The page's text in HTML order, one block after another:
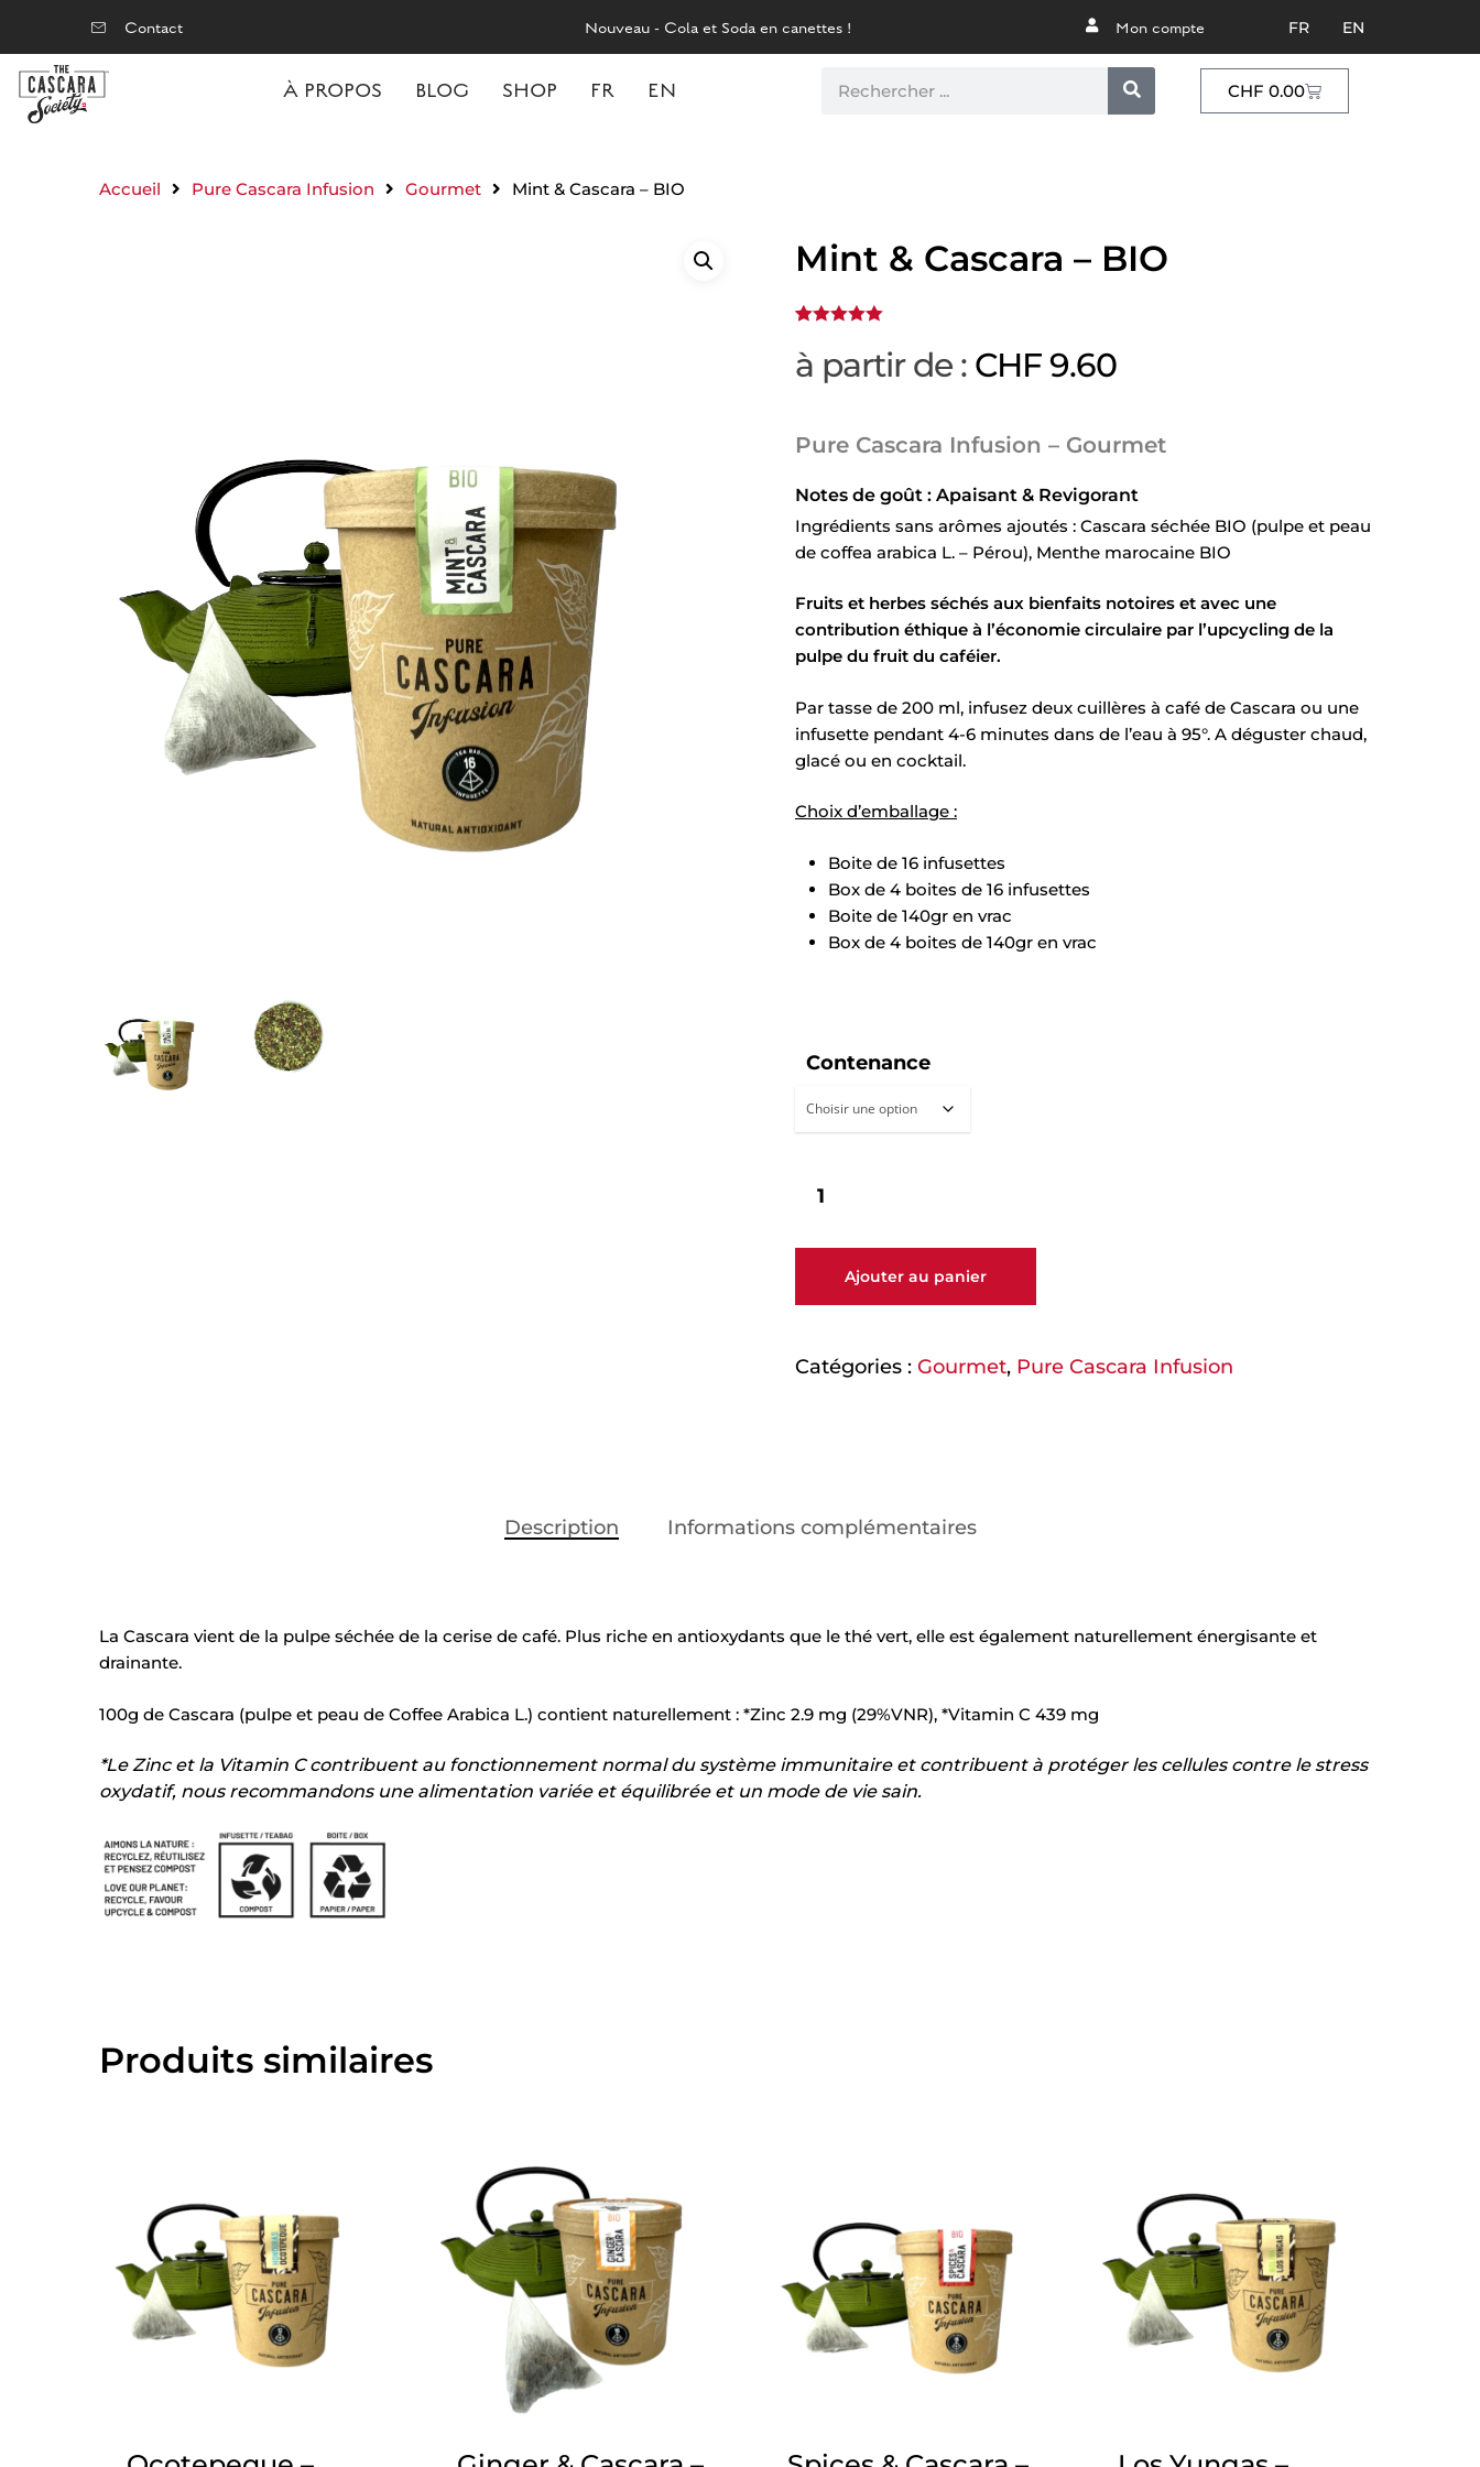
Contact Nouveau - Cola et Soda en canettes ! Mon compte FR EN
À PROPOS BLOG SHOP FR EN CHF 0.00
Accueil Pure Cascara Infusion Gourmet Mint & Cascara – BIO
Mint & Cascara – BIO
sur 5
basé sur
notation
à partir de : CHF9.60
Pure Cascara Infusion – Gourmet
Notes de goût : Apaisant & Revigorant
Ingrédients sans arômes ajoutés : Cascara séchée BIO (pulpe et peau
de coffea arabica L. – Pérou), Menthe marocaine BIO
Fruits et herbes séchés aux bienfaits notoires et avec une
contribution éthique à l’économie circulaire par l’upcycling de la
pulpe du fruit du caféier.
Par tasse de 200 ml, infusez deux cuillères à café de Cascara ou une
infusette pendant 4-6 minutes dans de l’eau à 95°. A déguster chaud,
glacé ou en cocktail.
Choix d’emballage :
Boite de 16 infusettes
Box de 4 boites de 16 infusettes
Boite de 140gr en vrac
Box de 4 boites de 140gr en vrac
Contenance
Ajouter au panier
Catégories : Gourmet, Pure Cascara Infusion
Description Informations complémentaires
La Cascara vient de la pulpe séchée de la cerise de café. Plus riche en antioxydants que le thé vert, elle est également naturellement énergisante et
drainante.
100g de Cascara (pulpe et peau de Coffee Arabica L.) contient naturellement : *Zinc 2.9 mg (29%VNR), *Vitamin C 439 mg
*Le Zinc et la Vitamin C contribuent au fonctionnement normal du système immunitaire et contribuent à protéger les cellules contre le stress
oxydatif, nous recommandons une alimentation variée et équilibrée et un mode de vie sain.
Produits similaires